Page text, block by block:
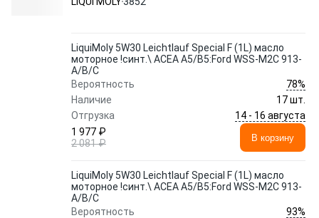
LiquiMoly 5W30 Leichtlauf Special F (1L) масло
моторное !синт.\ ACEA A5/B5:Ford WSS-M2C 913-
A/B/C
Вероятность
78%
Наличие
17 шт.
Отгрузка
14 - 16 августа
1 977 ₽
2 081 ₽
В корзину
LiquiMoly 5W30 Leichtlauf Special F (1L) масло
моторное !синт.\ ACEA A5/B5:Ford WSS-M2C 913-
A/B/C
Вероятность
93%